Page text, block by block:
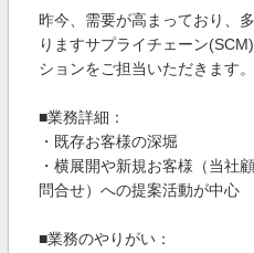
昨今、需要が高まっており、
りますサプライチェーン
ションをご担当いただきます。
■業務詳細：
・既存お客様の深堀
・横展開や新規お客様（当社
問合せ）への提案活動が中心
■業務のやりがい：